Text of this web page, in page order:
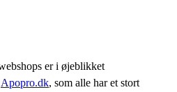
er i øjeblikket
Apopro.dk, som alle har et stort